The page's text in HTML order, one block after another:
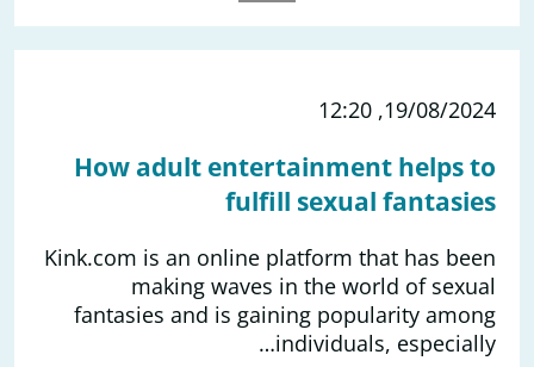
19/08/2024, 12:20
How adult entertainment helps to
fulfill sexual fantasies
Kink.com is an online platform that has been
making waves in the world of sexual
fantasies and is gaining popularity among
individuals, especially…